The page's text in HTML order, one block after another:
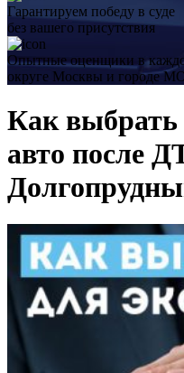
Гарантируем победу в суде
без вашего присутствия
Опытные оценщики в
округе Москвы и городе
Как выбрать
авто после